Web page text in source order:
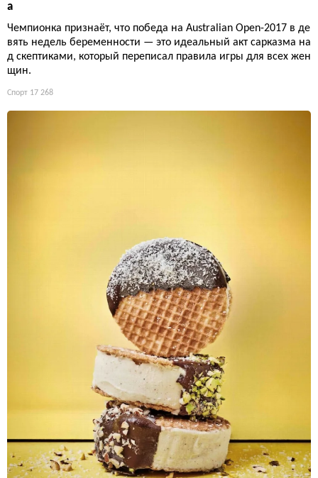
а
Чемпионка признаёт, что победа на Australian Open-2017 в де
вять недель беременности — это идеальный акт сарказма на
д скептиками, который переписал правила игры для всех жен
щин.
Спорт 17 268